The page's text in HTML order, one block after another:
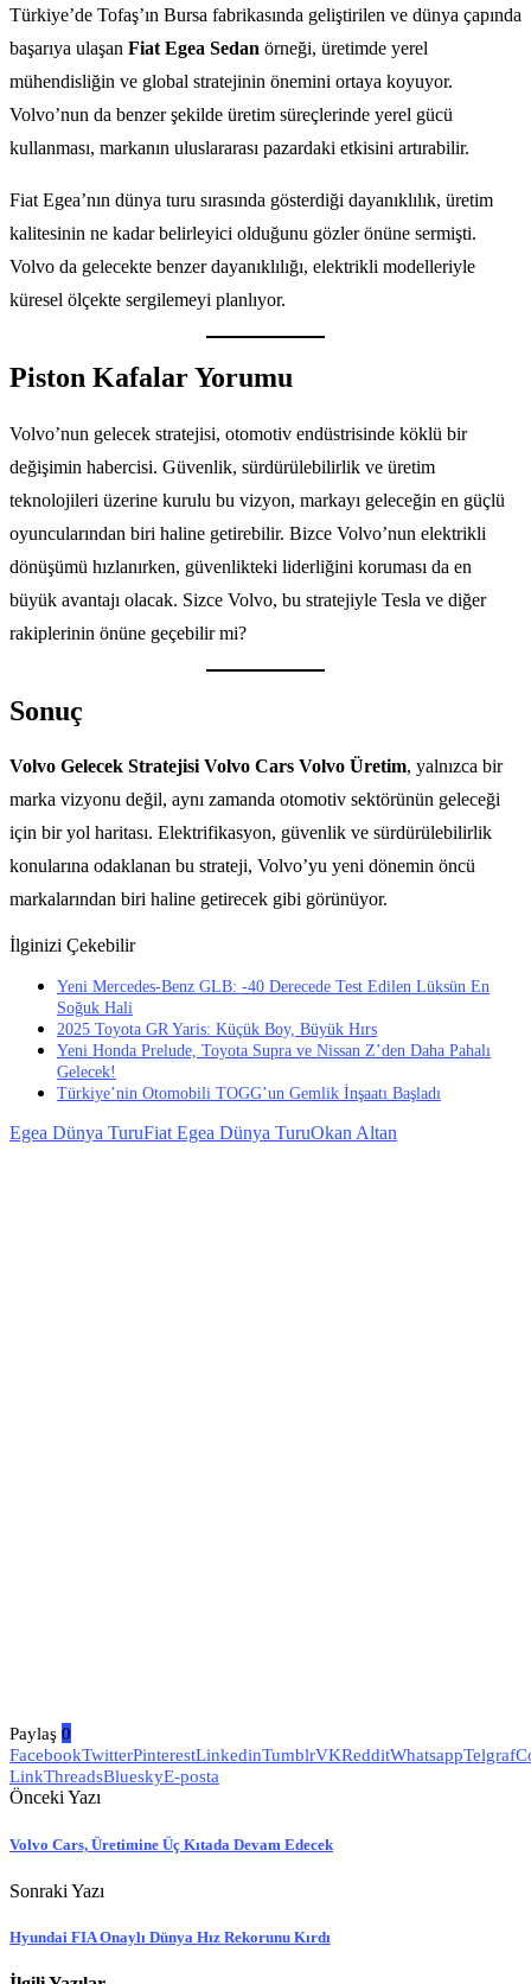
Türkiye’de Tofaş’ın Bursa fabrikasında geliştirilen ve dünya çapında
başarıya ulaşan Fiat Egea Sedan örneği, üretimde yerel
mühendisliğin ve global stratejinin önemini ortaya koyuyor.
Volvo’nun da benzer şekilde üretim süreçlerinde yerel gücü
kullanması, markanın uluslararası pazardaki etkisini artırabilir.
Fiat Egea’nın dünya turu sırasında gösterdiği dayanıklılık, üretim
kalitesinin ne kadar belirleyici olduğunu gözler önüne sermişti.
Volvo da gelecekte benzer dayanıklılığı, elektrikli modelleriyle
küresel ölçekte sergilemeyi planlıyor.
Piston Kafalar Yorumu
Volvo’nun gelecek stratejisi, otomotiv endüstrisinde köklü bir
değişimin habercisi. Güvenlik, sürdürülebilirlik ve üretim
teknolojileri üzerine kurulu bu vizyon, markayı geleceğin en güçlü
oyuncularından biri haline getirebilir. Bizce Volvo’nun elektrikli
dönüşümü hızlanırken, güvenlikteki liderliğini koruması da en
büyük avantajı olacak. Sizce Volvo, bu stratejiyle Tesla ve diğer
rakiplerinin önüne geçebilir mi?
Sonuç
Volvo Gelecek Stratejisi Volvo Cars Volvo Üretim, yalnızca bir
marka vizyonu değil, aynı zamanda otomotiv sektörünün geleceği
için bir yol haritası. Elektrifikasyon, güvenlik ve sürdürülebilirlik
konularına odaklanan bu strateji, Volvo’yu yeni dönemin öncü
markalarından biri haline getirecek gibi görünüyor.
İlginizi Çekebilir
Yeni Mercedes-Benz GLB: -40 Derecede Test Edilen Lüksün En
Soğuk Hali
2025 Toyota GR Yaris: Küçük Boy, Büyük Hırs
Yeni Honda Prelude, Toyota Supra ve Nissan Z’den Daha Pahalı
Gelecek!
Türkiye’nin Otomobili TOGG’un Gemlik İnşaatı Başladı
Egea Dünya TuruFiat Egea Dünya TuruOkan Altan
Paylaş 0
FacebookTwitterPinterestLinkedinTumblrVKRedditWhatsappTelgraf
LinkThreadsBlueskyE-posta
Önceki Yazı
Volvo Cars, Üretimine Üç Kıtada Devam Edecek
Sonraki Yazı
Hyundai FIA Onaylı Dünya Hız Rekorunu Kırdı